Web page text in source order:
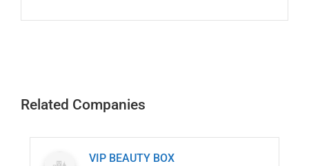
Related Companies
VIP BEAUTY BOX